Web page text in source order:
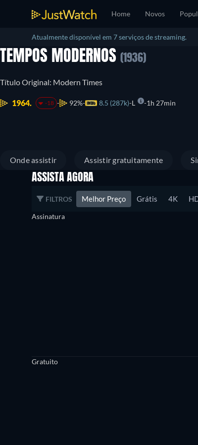
Home Novos
Atualmente disponível em 7 serviços de streaming.
TEMPOS MODERNOS (1936)
Título Original: Modern Times
1964. -18 92% 8.5 (287k) L 1h 27min
Onde assistir Assistir gratuitamente
ASSISTA AGORA
FILTROS Melhor Preço Grátis 4K
Assinatura
Gratuito